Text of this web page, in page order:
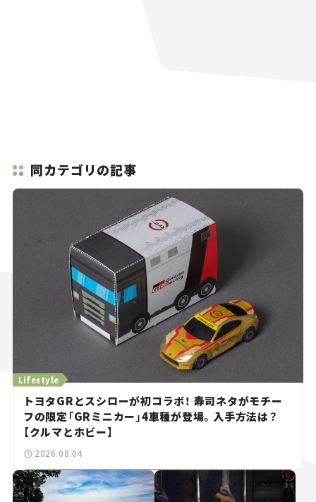
同カテゴリの記事
トヨタGRとスシローが初コラボ！ 寿司ネタがモチー
フの限定「GRミニカー」4車種が登場。入手方法は？
【クルマとホビー】
Lifestyle
2026.08.04